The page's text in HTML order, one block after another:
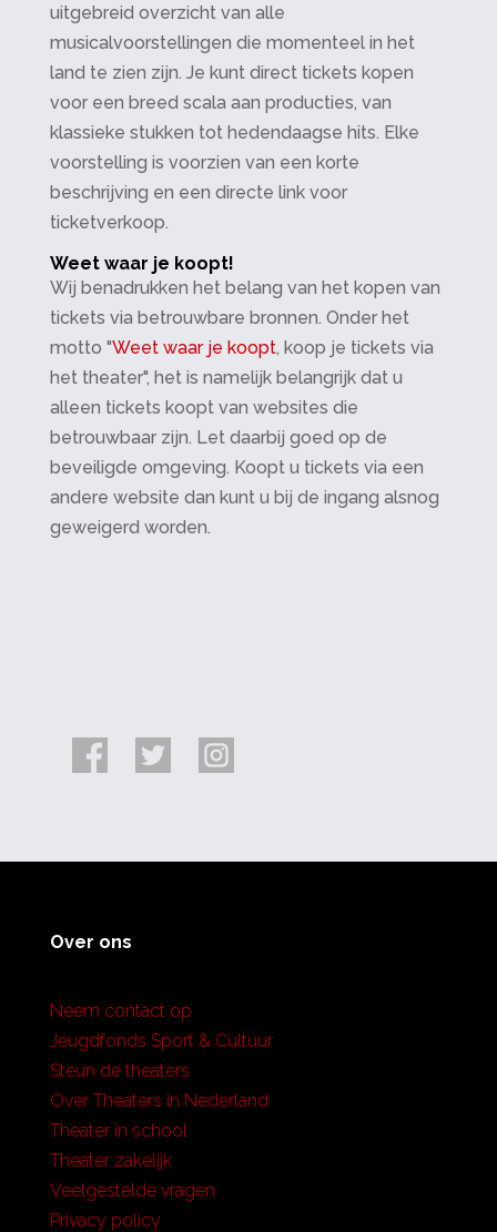
uitgebreid overzicht van alle
musicalvoorstellingen die momenteel in het
land te zien zijn. Je kunt direct tickets kopen
voor een breed scala aan producties, van
klassieke stukken tot hedendaagse hits. Elke
voorstelling is voorzien van een korte
beschrijving en een directe link voor
ticketverkoop.
Weet waar je koopt!
Wij benadrukken het belang van het kopen van
tickets via betrouwbare bronnen. Onder het
motto "Weet waar je koopt, koop je tickets via
het theater", het is namelijk belangrijk dat u
alleen tickets koopt van websites die
betrouwbaar zijn. Let daarbij goed op de
beveiligde omgeving. Koopt u tickets via een
andere website dan kunt u bij de ingang alsnog
geweigerd worden.
Over ons
Neem contact op
Jeugdfonds Sport & Cultuur
Steun de theaters
Over Theaters in Nederland
Theater in school
Theater zakelijk
Veelgestelde vragen
Privacy policy